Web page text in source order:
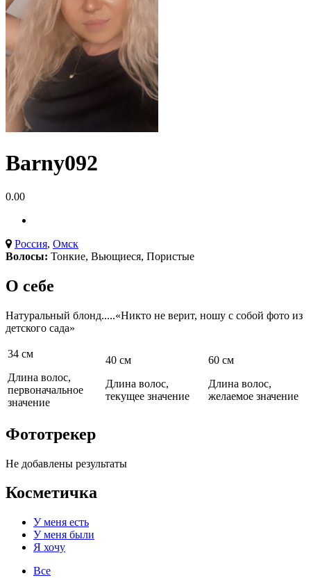
Barny092
0.00
Россия, Омск
Волосы: Тонкие, Вьющиеся, Пористые
О себе
Натуральный блонд.....«Никто не верит, ношу с собой фото из
детского сада»
34 см
Длина волос,
первоначальное
значение
40 см
Длина волос,
текущее значение
60 см
Длина волос,
желаемое значение
Фототрекер
Не добавлены результаты
Косметичка
У меня есть
У меня были
Я хочу
Все